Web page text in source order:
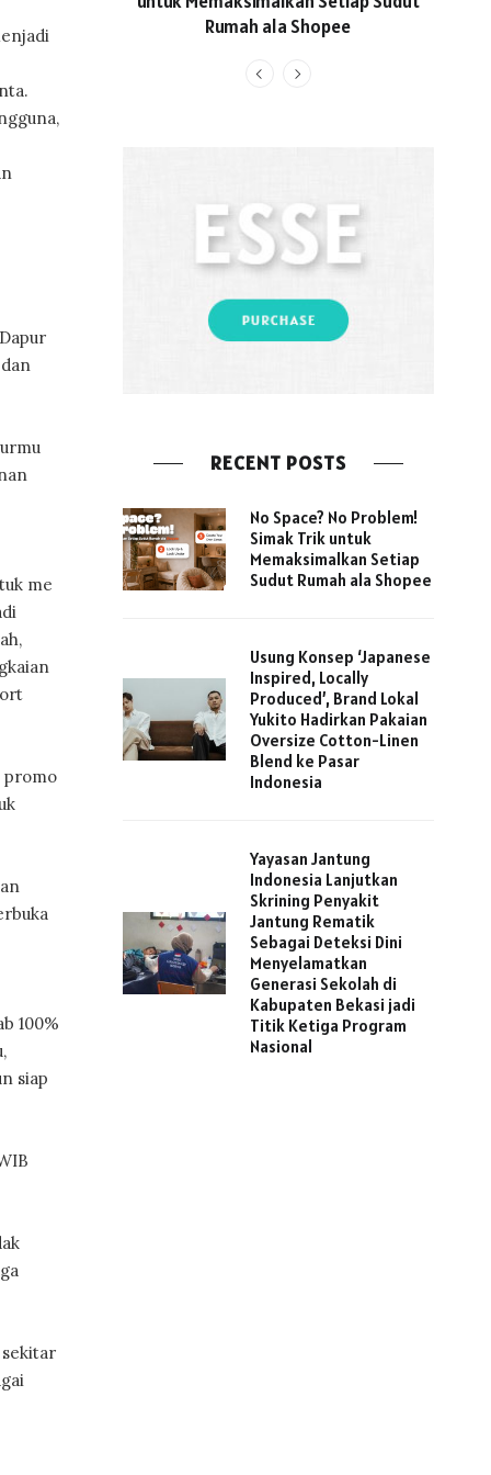
me
promo
100%
siap
Rumah ala Shopee
RECENT POSTS
No Space? No Problem!
Simak Trik untuk
Memaksimalkan Setiap
Sudut Rumah ala Shopee
Usung Konsep ‘Japanese
Inspired, Locally
Produced’, Brand Lokal
Yukito Hadirkan Pakaian
Oversize Cotton-Linen
Blend ke Pasar
Indonesia
Yayasan Jantung
Indonesia Lanjutkan
Skrining Penyakit
Jantung Rematik
Sebagai Deteksi Dini
Menyelamatkan
Generasi Sekolah di
Kabupaten Bekasi jadi
Titik Ketiga Program
Nasional